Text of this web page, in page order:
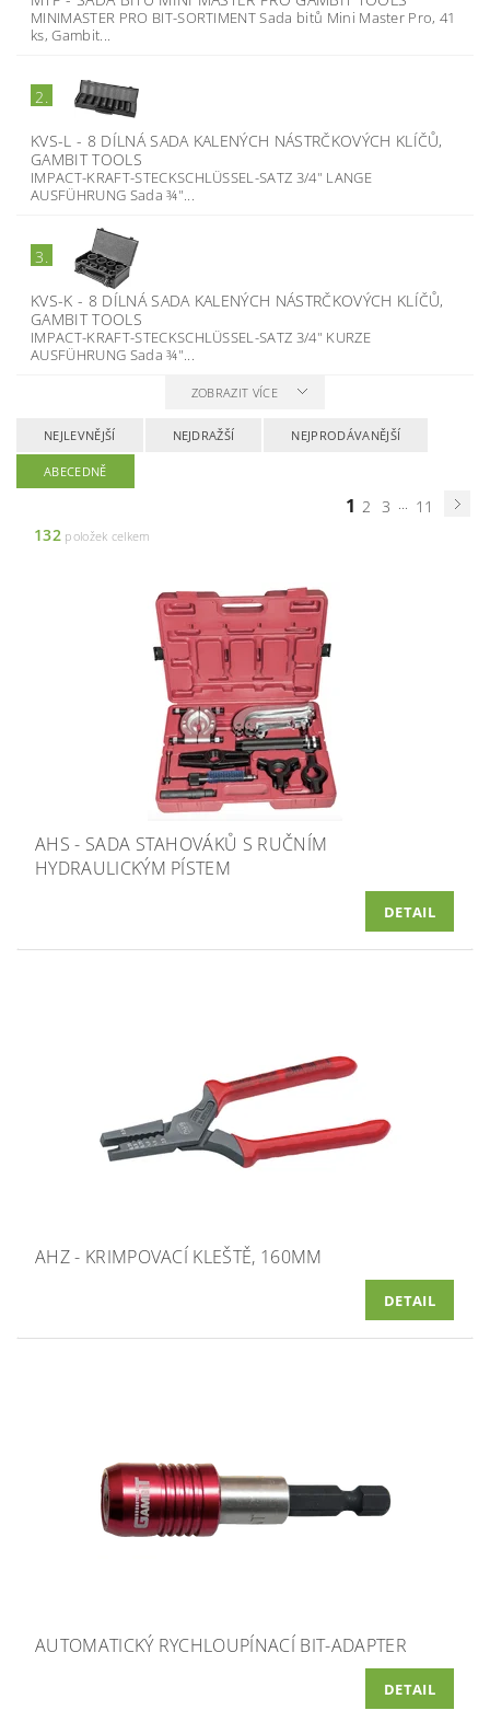
MINIMASTER PRO BIT-SORTIMENT Sada bitů Mini Master Pro, 41
ks, Gambit...
2.
KVS-L - 8 DÍLNÁ SADA KALENÝCH NÁSTRČKOVÝCH KLÍČŮ,
GAMBIT TOOLS
IMPACT-KRAFT-STECKSCHLÜSSEL-SATZ 3/4" LANGE
AUSFÜHRUNG Sada ¾"...
3.
KVS-K - 8 DÍLNÁ SADA KALENÝCH NÁSTRČKOVÝCH KLÍČŮ,
GAMBIT TOOLS
IMPACT-KRAFT-STECKSCHLÜSSEL-SATZ 3/4" KURZE
AUSFÜHRUNG Sada ¾"...
ZOBRAZIT VÍCE
NEJLEVNĚJŠÍ NEJDRAŽŠÍ NEJPRODÁVANĚJŠÍ
ABECEDNĚ
1 2 3 ... 11
132položek celkem
AHS - SADA STAHOVÁKŮ S RUČNÍM
HYDRAULICKÝM PÍSTEM
DETAIL
AHZ - KRIMPOVACÍ KLEŠTĚ, 160MM
DETAIL
AUTOMATICKÝ RYCHLOUPÍNACÍ BIT-ADAPTER
DETAIL